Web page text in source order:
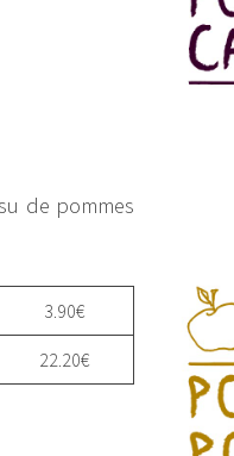
de pommes
3.90€
22.20€